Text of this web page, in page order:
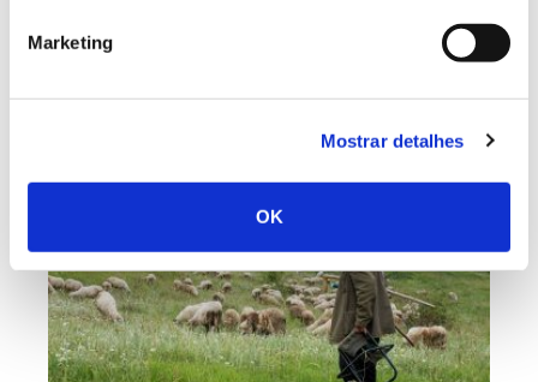
Marketing
Mostrar detalhes
OK
aniversário em 2022, é delas testemunha.